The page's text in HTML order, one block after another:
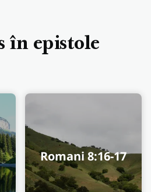
în epistole
Romani 8:16-17